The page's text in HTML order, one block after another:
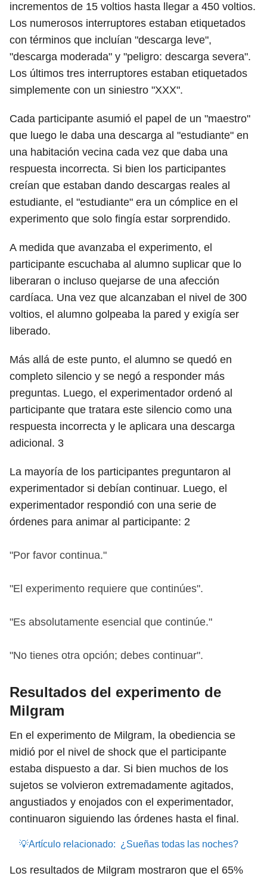
incrementos de 15 voltios hasta llegar a 450 voltios.
Los numerosos interruptores estaban etiquetados
con términos que incluían "descarga leve",
"descarga moderada" y "peligro: descarga severa".
Los últimos tres interruptores estaban etiquetados
simplemente con un siniestro "XXX".
Cada participante asumió el papel de un "maestro"
que luego le daba una descarga al "estudiante" en
una habitación vecina cada vez que daba una
respuesta incorrecta. Si bien los participantes
creían que estaban dando descargas reales al
estudiante, el "estudiante" era un cómplice en el
experimento que solo fingía estar sorprendido.
A medida que avanzaba el experimento, el
participante escuchaba al alumno suplicar que lo
liberaran o incluso quejarse de una afección
cardíaca. Una vez que alcanzaban el nivel de 300
voltios, el alumno golpeaba la pared y exigía ser
liberado.
Más allá de este punto, el alumno se quedó en
completo silencio y se negó a responder más
preguntas. Luego, el experimentador ordenó al
participante que tratara este silencio como una
respuesta incorrecta y le aplicara una descarga
adicional. 3
La mayoría de los participantes preguntaron al
experimentador si debían continuar. Luego, el
experimentador respondió con una serie de
órdenes para animar al participante: 2
"Por favor continua."
"El experimento requiere que continúes".
"Es absolutamente esencial que continúe."
"No tienes otra opción; debes continuar".
Resultados del experimento de
Milgram
En el experimento de Milgram, la obediencia se
midió por el nivel de shock que el participante
estaba dispuesto a dar. Si bien muchos de los
sujetos se volvieron extremadamente agitados,
angustiados y enojados con el experimentador,
continuaron siguiendo las órdenes hasta el final.
💡Artículo relacionado: ¿Sueñas todas las noches?
Los resultados de Milgram mostraron que el 65%